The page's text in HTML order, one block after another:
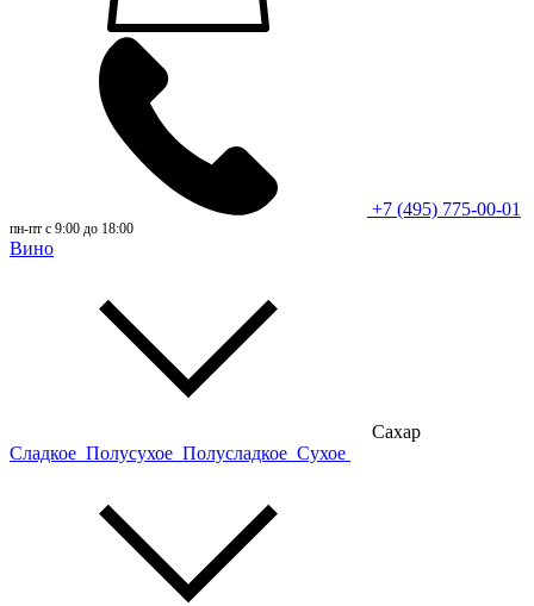
+7 (495) 775-00-01
пн-пт с 9:00 до 18:00
Вино
Сахар
Сладкое Полусухое Полусладкое Сухое